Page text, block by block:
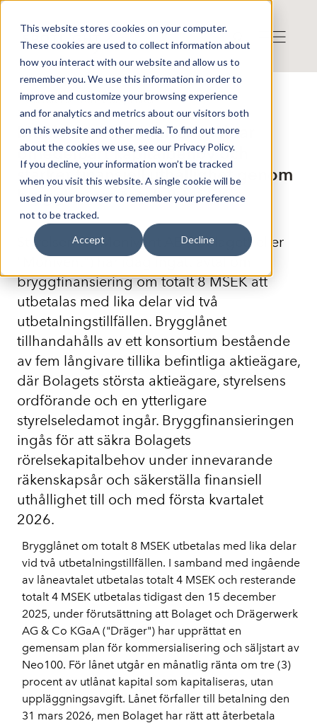
This website stores cookies on your computer.
These cookies are used to collect information about
how you interact with our website and allow us to
remember you. We use this information in order to
improve and customize your browsing experience
and for analytics and metrics about our visitors both
on this website and other media. To find out more
about the cookies we use, see our Privacy Policy.
If you decline, your information won’t be tracked
when you visit this website. A single cookie will be
used in your browser to remember your preference
not to be tracked.
Accept Decline
Press release from Companies
Publicerat: 2025-09-19 08:30:00
Monivent AB: Monivent säkrar
omedelbart kapitalbehov och
stärker finansiell uthållighet genom
brygglån om totalt 8 MSEK
Styrelsen för Monivent AB ("Bolaget" eller
"Monivent") har idag ingått avtal om
bryggfinansiering om totalt 8 MSEK att
utbetalas med lika delar vid två
utbetalningstillfällen. Brygglånet
tillhandahålls av ett konsortium bestående
av fem långivare tillika befintliga aktieägare,
där Bolagets största aktieägare, styrelsens
ordförande och en ytterligare
styrelseledamot ingår. Bryggfinansieringen
ingås för att säkra Bolagets
rörelsekapitalbehov under innevarande
räkenskapsår och säkerställa finansiell
uthållighet till och med första kvartalet
2026.
Brygglånet om totalt 8 MSEK utbetalas med lika delar
vid två utbetalningstillfällen. I samband med ingående
av låneavtalet utbetalas totalt 4 MSEK och resterande
totalt 4 MSEK utbetalas tidigast den 15 december
2025, under förutsättning att Bolaget och Drägerwerk
AG & Co KGaA ("Dräger") har upprättat en
gemensam plan för kommersialisering och säljstart av
Neo100. För lånet utgår en månatlig ränta om tre (3)
procent av utlånat kapital som kapitaliseras, utan
uppläggningsavgift. Lånet förfaller till betalning den
31 mars 2026, men Bolaget har rätt att återbetala